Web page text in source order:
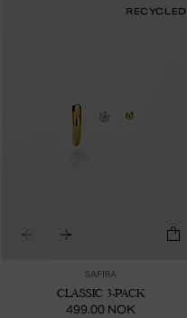
RECYCLED
SAFIRA
CLASSIC 3-PACK
499.00 NOK